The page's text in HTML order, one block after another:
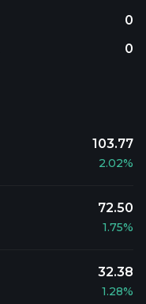
0
0
103.77
2.02%
72.50
1.75%
32.38
1.28%